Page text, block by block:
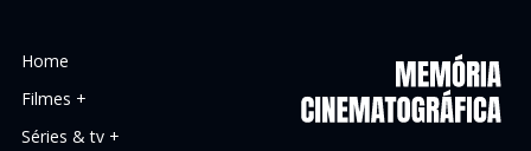
Home
Filmes +
Séries & tv +